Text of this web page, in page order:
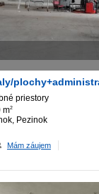
priestory
m2
Pezinok
Mám záujem